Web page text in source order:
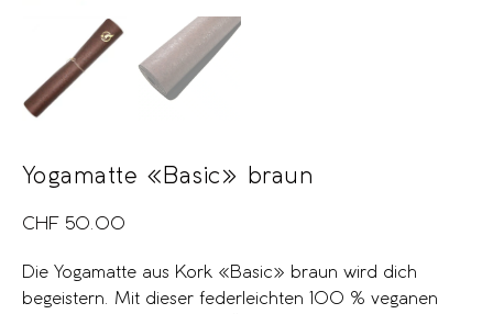
Yogamatte «Basic» braun
CHF 50.00
Die Yogamatte aus Kork «Basic» braun wird dich
begeistern. Mit dieser federleichten 100 % veganen